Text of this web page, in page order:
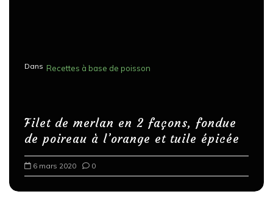
Dans Recettes à base de poisson
Filet de merlan en 2 façons, fondue
de poireau à l’orange et tuile épicée
6 mars 2020 0